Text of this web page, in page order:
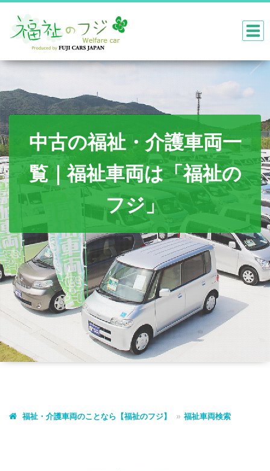
中古の福祉・介護車両一
覧｜福祉車両は「福祉の
フジ」
福祉・介護車両のことなら【福祉のフジ】 福祉車両検索